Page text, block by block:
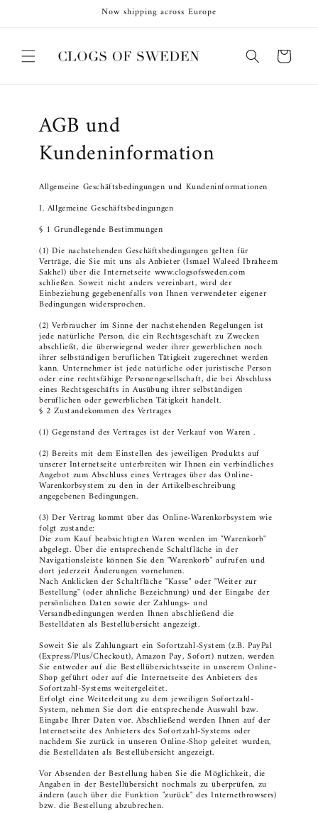
Now shipping across Europe
Warenkorb
AGB und
Kundeninformation
Allgemeine Geschäftsbedingungen und Kundeninformationen
I. Allgemeine Geschäftsbedingungen
§ 1 Grundlegende Bestimmungen
(1) Die nachstehenden Geschäftsbedingungen gelten für
Verträge, die Sie mit uns als Anbieter (Ismael Waleed Ibraheem
Sakhel) über die Internetseite www.clogsofsweden.com
schließen. Soweit nicht anders vereinbart, wird der
Einbeziehung gegebenenfalls von Ihnen verwendeter eigener
Bedingungen widersprochen.
(2) Verbraucher im Sinne der nachstehenden Regelungen ist
jede natürliche Person, die ein Rechtsgeschäft zu Zwecken
abschließt, die überwiegend weder ihrer gewerblichen noch
ihrer selbständigen beruflichen Tätigkeit zugerechnet werden
kann. Unternehmer ist jede natürliche oder juristische Person
oder eine rechtsfähige Personengesellschaft, die bei Abschluss
eines Rechtsgeschäfts in Ausübung ihrer selbständigen
beruflichen oder gewerblichen Tätigkeit handelt.
§ 2 Zustandekommen des Vertrages
(1) Gegenstand des Vertrages ist der Verkauf von Waren .
(2) Bereits mit dem Einstellen des jeweiligen Produkts auf
unserer Internetseite unterbreiten wir Ihnen ein verbindliches
Angebot zum Abschluss eines Vertrages über das Online-
Warenkorbsystem zu den in der Artikelbeschreibung
angegebenen Bedingungen.
(3) Der Vertrag kommt über das Online-Warenkorbsystem wie
folgt zustande:
Die zum Kauf beabsichtigten Waren werden im "Warenkorb"
abgelegt. Über die entsprechende Schaltfläche in der
Navigationsleiste können Sie den "Warenkorb" aufrufen und
dort jederzeit Änderungen vornehmen.
Nach Anklicken der Schaltfläche "Kasse" oder "Weiter zur
Bestellung" (oder ähnliche Bezeichnung) und der Eingabe der
persönlichen Daten sowie der Zahlungs- und
Versandbedingungen werden Ihnen abschließend die
Bestelldaten als Bestellübersicht angezeigt.
Soweit Sie als Zahlungsart ein Sofortzahl-System (z.B. PayPal
(Express/Plus/Checkout), Amazon Pay, Sofort) nutzen, werden
Sie entweder auf die Bestellübersichtsseite in unserem Online-
Shop geführt oder auf die Internetseite des Anbieters des
Sofortzahl-Systems weitergeleitet.
Erfolgt eine Weiterleitung zu dem jeweiligen Sofortzahl-
System, nehmen Sie dort die entsprechende Auswahl bzw.
Eingabe Ihrer Daten vor. Abschließend werden Ihnen auf der
Internetseite des Anbieters des Sofortzahl-Systems oder
nachdem Sie zurück in unseren Online-Shop geleitet wurden,
die Bestelldaten als Bestellübersicht angezeigt.
Vor Absenden der Bestellung haben Sie die Möglichkeit, die
Angaben in der Bestellübersicht nochmals zu überprüfen, zu
ändern (auch über die Funktion "zurück" des Internetbrowsers)
bzw. die Bestellung abzubrechen.